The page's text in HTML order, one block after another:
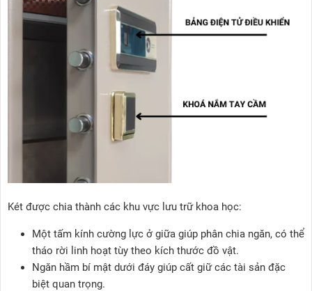
Két được chia thành các khu vực lưu trữ khoa học:
Một tấm kính cường lực ở giữa giúp phân chia ngăn, có thể
tháo rời linh hoạt tùy theo kích thước đồ vật.
Ngăn hầm bí mật dưới đáy giúp cất giữ các tài sản đặc
biệt quan trọng.